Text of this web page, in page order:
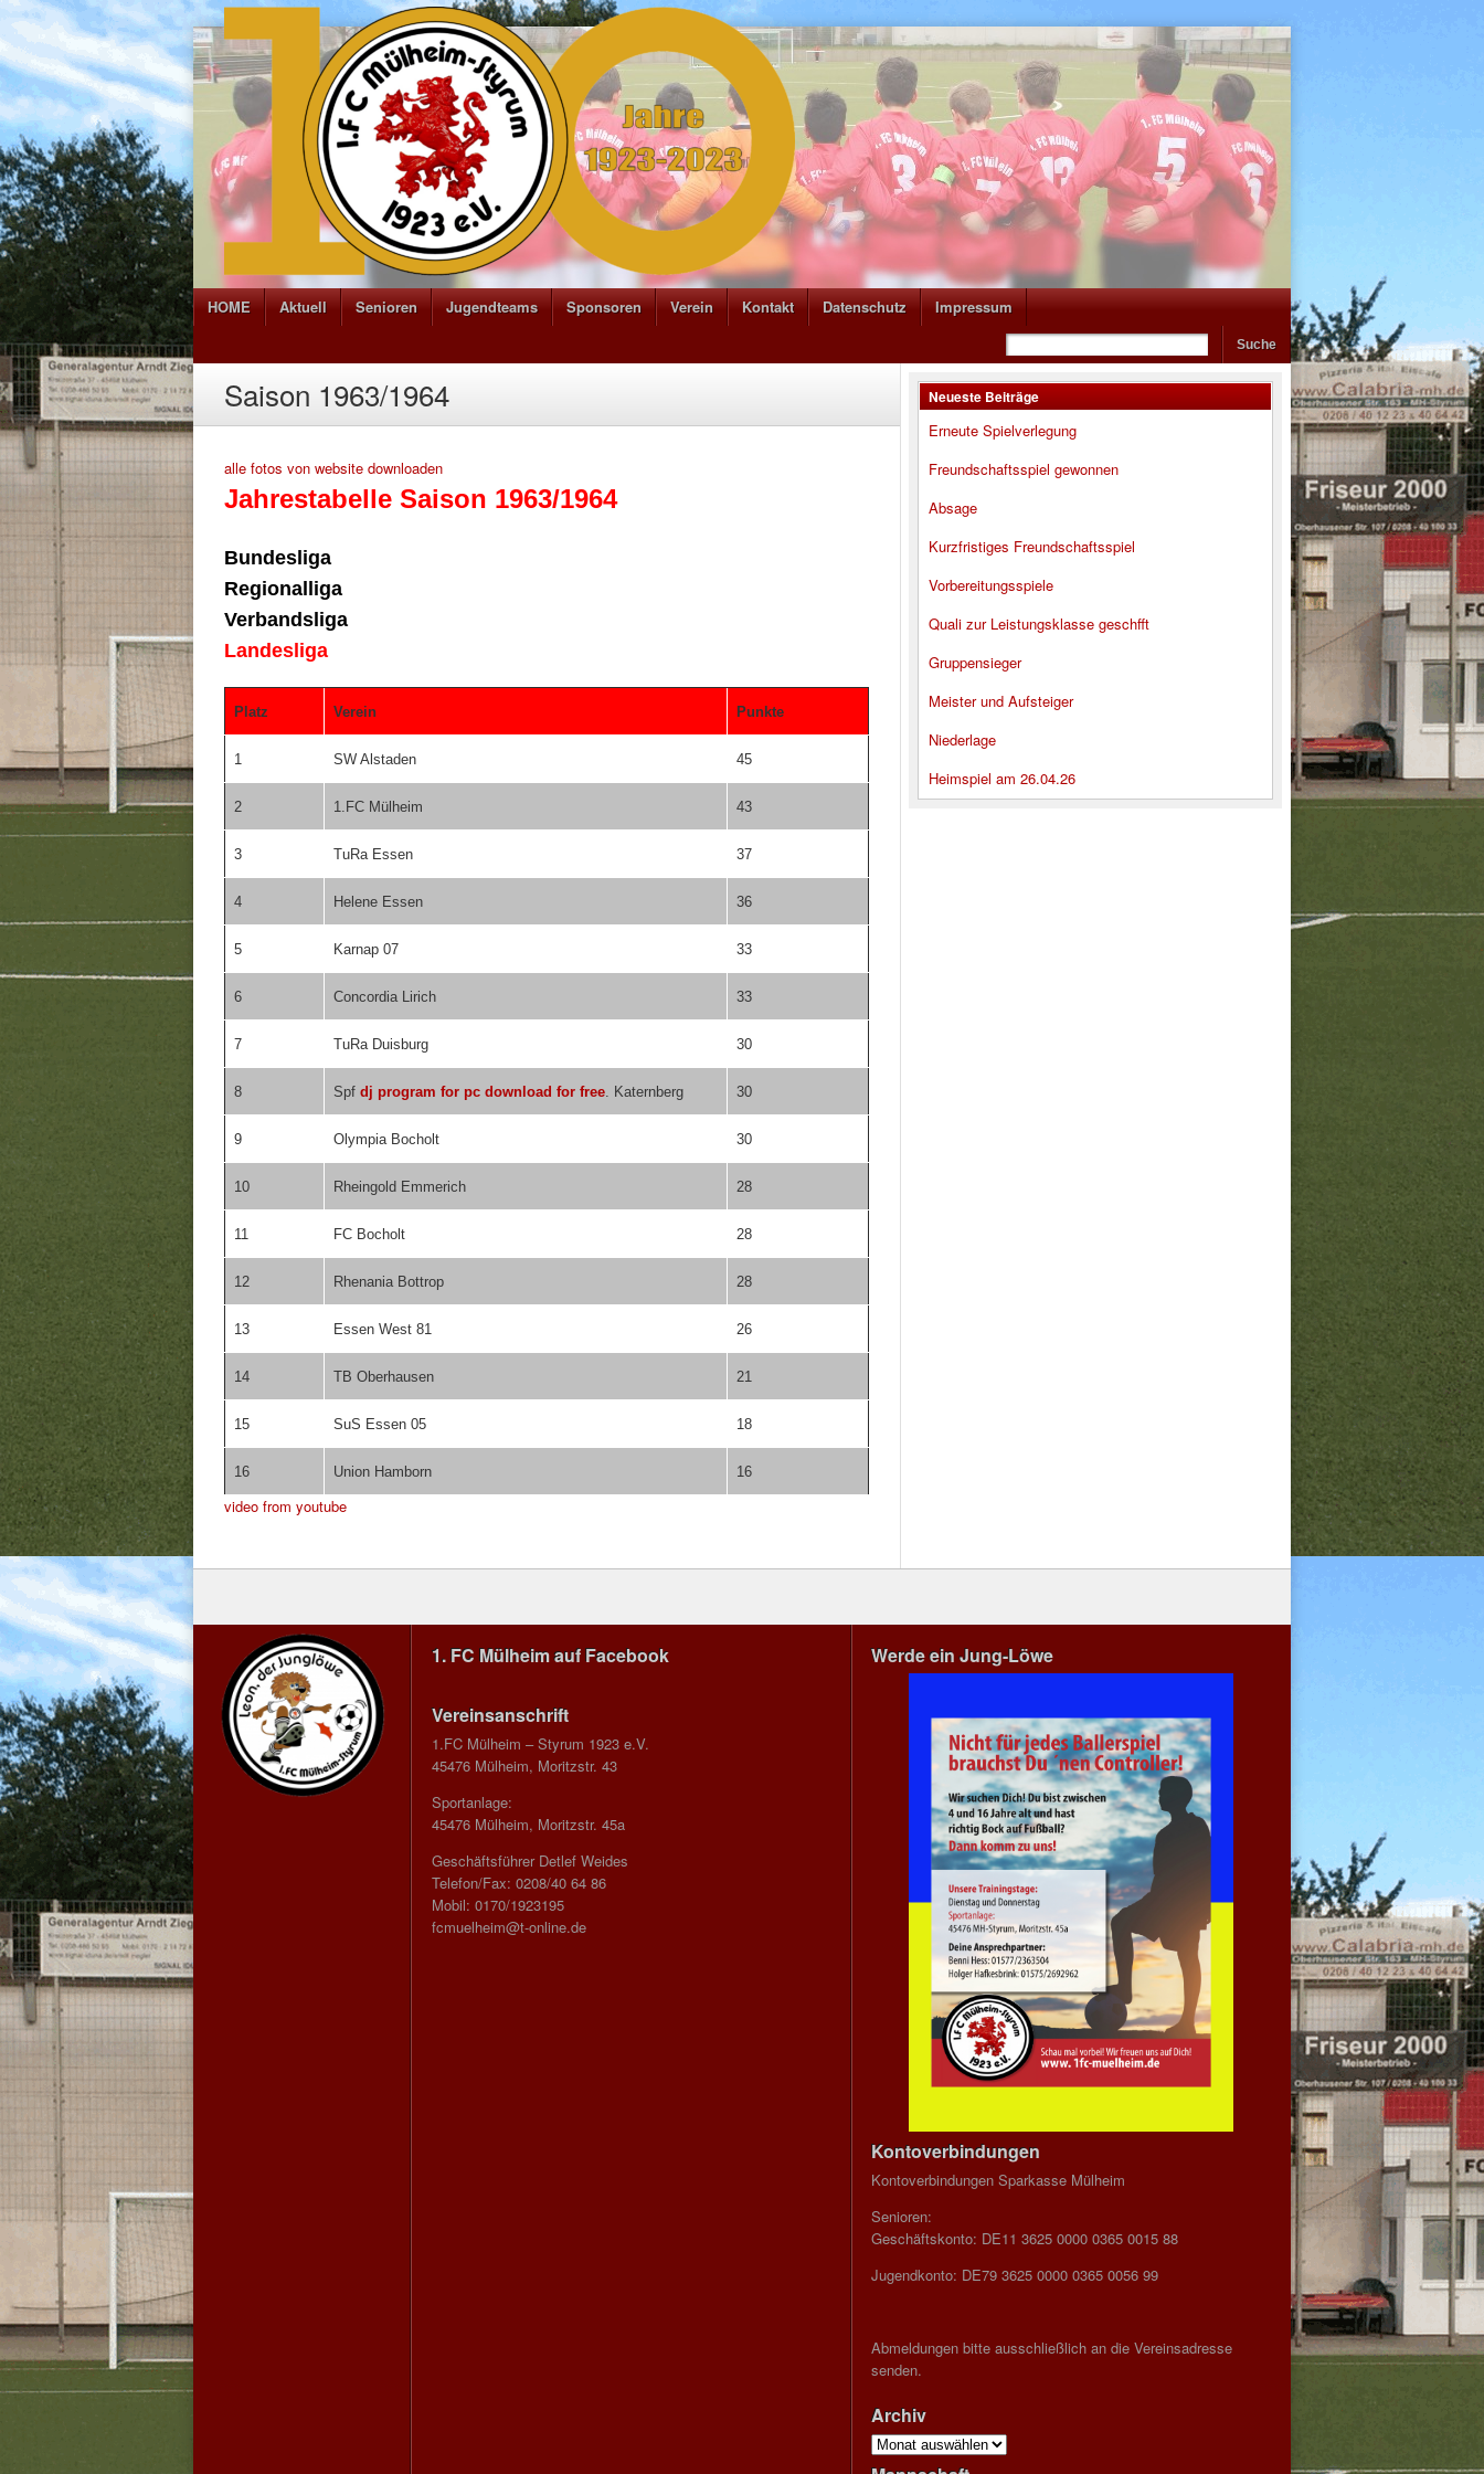
HOME Aktuell Senioren Jugendteams Sponsoren Verein Kontakt Datenschutz Impressum
Saison 1963/1964
alle fotos von website downloaden
Jahrestabelle Saison 1963/1964
Bundesliga
Regionalliga
Verbandsliga
Landesliga
Platz Verein Punkte
1 SW Alstaden 45
2 1.FC Mülheim 43
3 TuRa Essen 37
4 Helene Essen 36
5 Karnap 07 33
6 Concordia Lirich 33
7 TuRa Duisburg 30
8 Spf dj program for pc download for free. Katernberg 30
9 Olympia Bocholt 30
10 Rheingold Emmerich 28
11 FC Bocholt 28
12 Rhenania Bottrop 28
13 Essen West 81 26
14 TB Oberhausen 21
15 SuS Essen 05 18
16 Union Hamborn 16
video from youtube
Neueste Beiträge
Erneute Spielverlegung
Freundschaftsspiel gewonnen
Absage
Kurzfristiges Freundschaftsspiel
Vorbereitungsspiele
Quali zur Leistungsklasse geschfft
Gruppensieger
Meister und Aufsteiger
Niederlage
Heimspiel am 26.04.26
1. FC Mülheim auf Facebook
Vereinsanschrift
1.FC Mülheim – Styrum 1923 e.V.
45476 Mülheim, Moritzstr. 43
Sportanlage:
45476 Mülheim, Moritzstr. 45a
Geschäftsführer Detlef Weides
Telefon/Fax: 0208/40 64 86
Mobil: 0170/1923195
fcmuelheim@t-online.de
Werde ein Jung-Löwe
Kontoverbindungen
Kontoverbindungen Sparkasse Mülheim
Senioren:
Geschäftskonto: DE11 3625 0000 0365 0015 88
Jugendkonto: DE79 3625 0000 0365 0056 99
Abmeldungen bitte ausschließlich an die Vereinsadresse
senden.
Archiv
Archiv